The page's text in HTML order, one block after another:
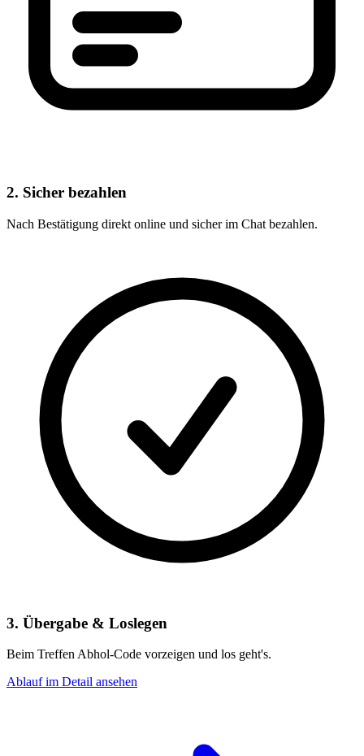
2. Sicher bezahlen
Nach Bestätigung direkt online und sicher im Chat bezahlen.
3. Übergabe & Loslegen
Beim Treffen Abhol-Code vorzeigen und los geht's.
Ablauf im Detail ansehen